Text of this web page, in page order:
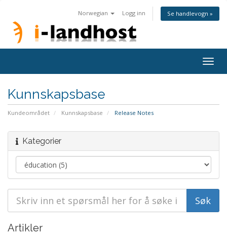
Norwegian Logg inn Se handlevogn »
Kunnskapsbase
Kundeområdet Kunnskapsbase Release Notes
Kategorier
Artikler